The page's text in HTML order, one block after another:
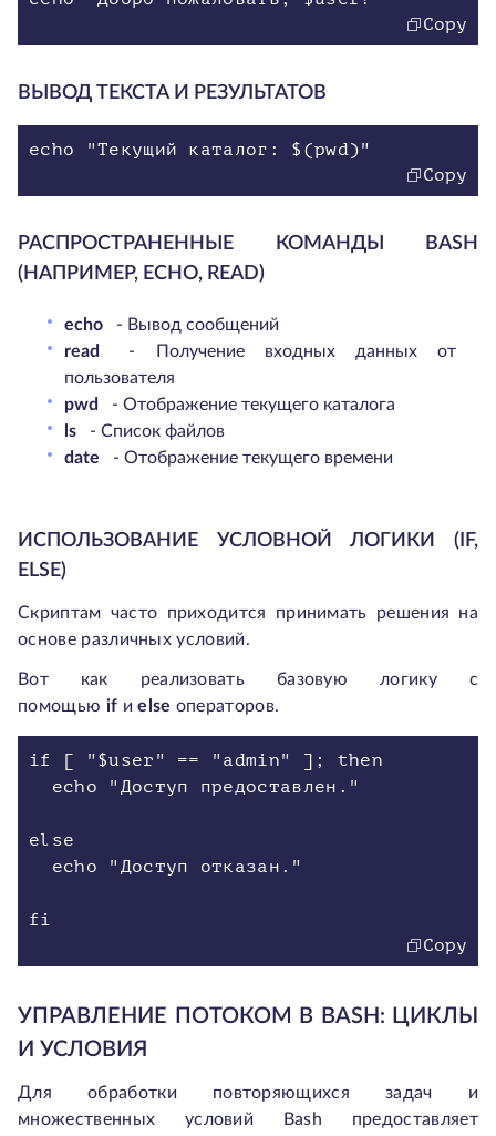
Copy
ВЫВОД ТЕКСТА И РЕЗУЛЬТАТОВ
echo "Текущий каталог: $(pwd)"
Copy
РАСПРОСТРАНЕННЫЕ КОМАНДЫ BASH
(НАПРИМЕР, ECHO, READ)
echo
- Вывод сообщений
read
- Получение входных данных от
пользователя
pwd
- Отображение текущего каталога
ls
- Список файлов
date
- Отображение текущего времени
ИСПОЛЬЗОВАНИЕ УСЛОВНОЙ ЛОГИКИ (IF,
ELSE)
Скриптам часто приходится принимать решения на
основе различных условий.
Вот как реализовать базовую логику с
помощью if и else операторов.
if [ "$user" == "admin" ]; then
echo "Доступ предоставлен."
else
echo "Доступ отказан."
fi
Copy
УПРАВЛЕНИЕ ПОТОКОМ В BASH: ЦИКЛЫ
И УСЛОВИЯ
Для обработки повторяющихся задач и
множественных условий Bash предоставляет